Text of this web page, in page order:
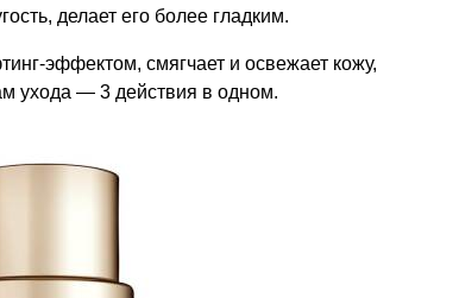
делает его более гладким.
эффектом, смягчает и освежает кожу,
ухода — 3 действия в одном.